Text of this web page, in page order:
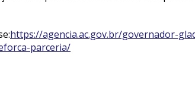
https://agencia.ac.gov.br/governador-
parceria/